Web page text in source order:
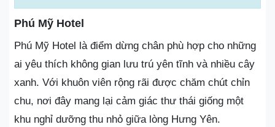
Phú Mỹ Hotel
Phú Mỹ Hotel là điểm dừng chân phù hợp cho những
ai yêu thích không gian lưu trú yên tĩnh và nhiều cây
xanh. Với khuôn viên rộng rãi được chăm chút chỉn
chu, nơi đây mang lại cảm giác thư thái giống một
khu nghỉ dưỡng thu nhỏ giữa lòng Hưng Yên.